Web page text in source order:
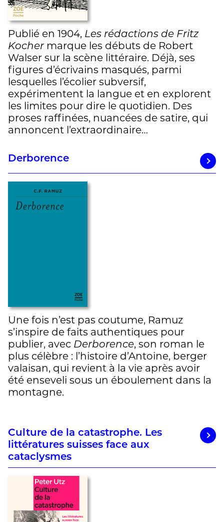
Publié en 1904, Les rédactions de Fritz
Kochermarque les débuts de Robert
Walser sur la scène littéraire. Déjà, ses
figures d’écrivains masqués, parmi
lesquelles l’écolier subversif,
expérimentent la langue et en explorent
les limites pour dire le quotidien. Des
proses raffinées, nuancées de satire, qui
annoncent l’extraordinaire…
Derborence
Une fois n’est pas coutume, Ramuz
s’inspire de faits authentiques pour
publier, avec Derborence, son roman le
plus célèbre : l’histoire d’Antoine, berger
valaisan, qui revient à la vie après avoir
été enseveli sous un éboulement dans la
montagne.
Culture de la catastrophe. Les
littératures suisses face aux
cataclysmes